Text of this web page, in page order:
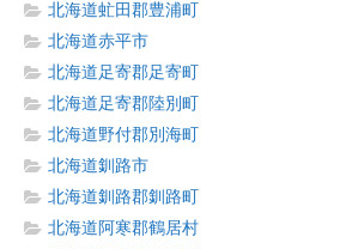
北海道虻田郡豊浦町
北海道赤平市
北海道足寄郡足寄町
北海道足寄郡陸別町
北海道野付郡別海町
北海道釧路市
北海道釧路郡釧路町
北海道阿寒郡鶴居村